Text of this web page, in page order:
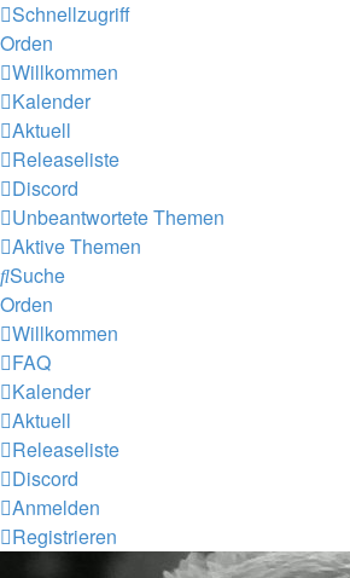
Schnellzugriff
Orden
Willkommen
Kalender
Aktuell
Releaseliste
Discord
Unbeantwortete Themen
Aktive Themen
Suche
Orden
Willkommen
FAQ
Kalender
Aktuell
Releaseliste
Discord
Anmelden
Registrieren